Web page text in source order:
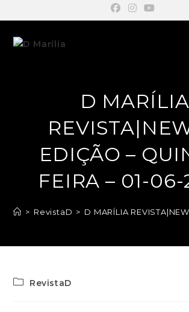
D MARÍLIA
EDIÇÃO –
FEIRA – 01-
> RevistaD > D MARÍLIA
RevistaD